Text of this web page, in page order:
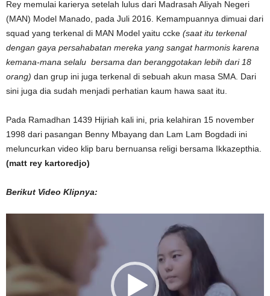
Rey memulai karierya setelah lulus dari Madrasah Aliyah Negeri
(MAN) Model Manado, pada Juli 2016. Kemampuannya dimuai dari
squad yang terkenal di MAN Model yaitu ccke (saat itu terkenal
dengan gaya persahabatan mereka yang sangat harmonis karena
kemana-mana selalu bersama dan beranggotakan lebih dari 18
orang) dan grup ini juga terkenal di sebuah akun masa SMA. Dari
sini juga dia sudah menjadi perhatian kaum hawa saat itu.
Pada Ramadhan 1439 Hijriah kali ini, pria kelahiran 15 november
1998 dari pasangan Benny Mbayang dan Lam Lam Bogdadi ini
meluncurkan video klip baru bernuansa religi bersama Ikkazepthia.
(matt rey kartoredjo)
Berikut Video Klipnya: